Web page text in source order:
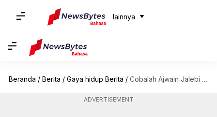
lainnya
Beranda / Berita / Gaya hidup Berita / Cobalah Ajwain Jalebi untuk Rasa Manis yang Unik
ADVERTISEMENT